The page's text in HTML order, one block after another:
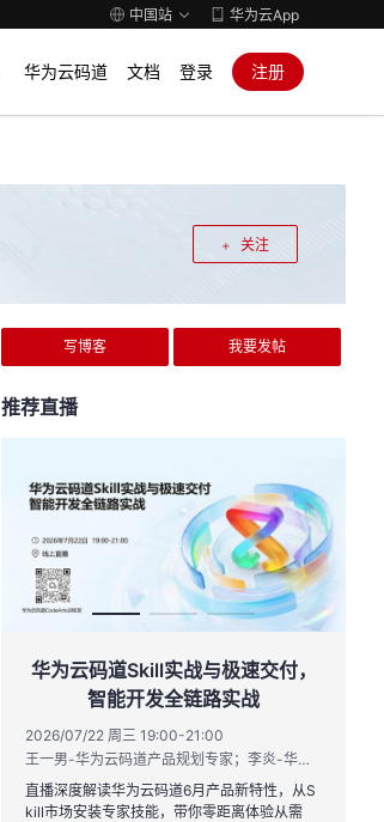
中国站 华为云App
华为云码道 文档 登录 注册
关注
写博客 我要发帖
推荐直播
华为云码道Skill实战与极速交付，
智能开发全链路实战
2026/07/22 周三 19:00-21:00
王一男-华为云码道产品规划专家；李炎-华为云码道产品专家；姜浩-华为云HCDG核心组成员
直播深度解读华为云码道6月产品新特性，从S
kill市场安装专家技能，带你零距离体验从需